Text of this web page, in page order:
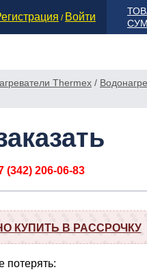
/ Войти
Thermex /
(342) 206-06-83
КУПИТЬ В РАССРОЧКУ
потерять: